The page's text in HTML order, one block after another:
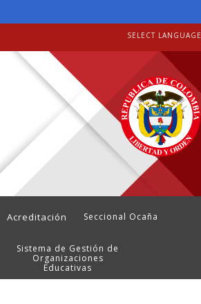
SELECT LANGUAGE
Acreditación Seccional Ocaña
Sistema de Gestión de
Organizaciones
Educativas